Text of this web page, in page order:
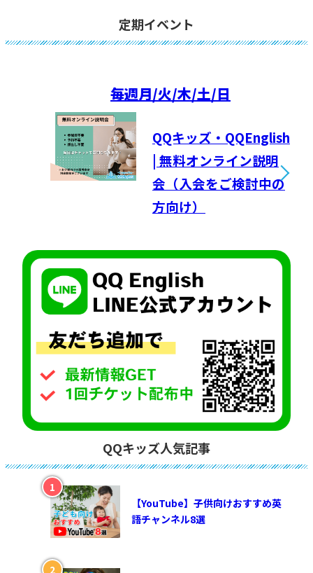
定期イベント
毎週月/火/木/土/日
QQキッズ・QQEnglish
| 無料オンライン説明
会（入会をご検討中の
方向け）
QQキッズ人気記事
【YouTube】子供向けおすすめ英
語チャンネル8選